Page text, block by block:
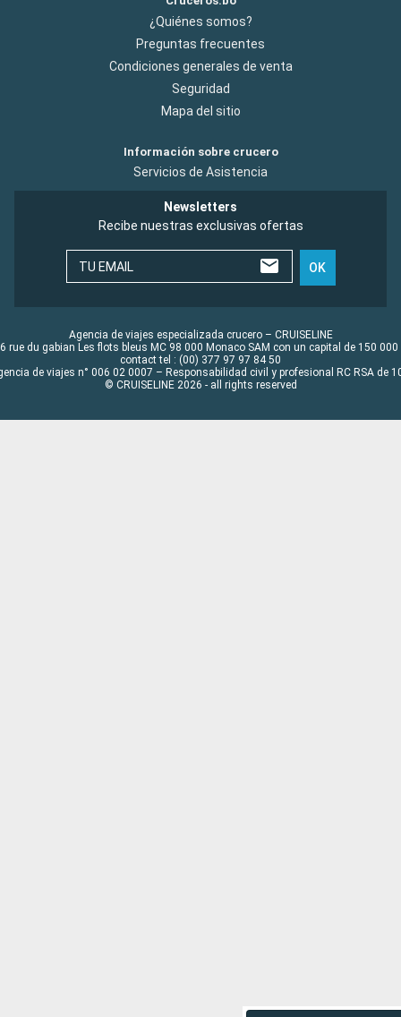
¿Quiénes somos?
Preguntas frecuentes
Condiciones generales de venta
Seguridad
Mapa del sitio
Información sobre crucero
Servicios de Asistencia
Newsletters
Recibe nuestras exclusivas ofertas
TU EMAIL OK
Agencia de viajes especializada crucero – CRUISELINE
rue du gabian Les flots bleus MC 98 000 Monaco SAM con un capital de 150 000
contact tel : (00) 377 97 97 84 50
de viajes n° 006 02 0007 – Responsabilidad civil y profesional RC RSA de
© CRUISELINE 2026 - all rights reserved